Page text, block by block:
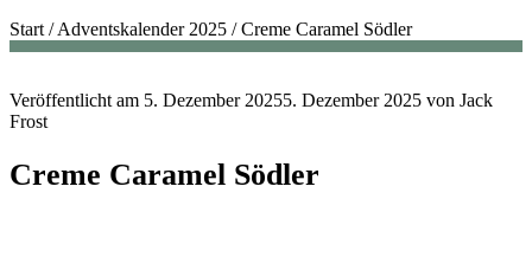
Start /Adventskalender 2025 /Creme Caramel Södler
Veröffentlicht am 5. Dezember 20255. Dezember 2025 von Jack
Frost
Creme Caramel Södler